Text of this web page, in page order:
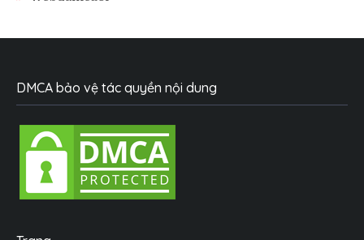
DMCA bảo vệ tác quyền nội dung